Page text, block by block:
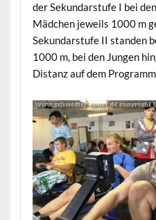
der Sekundarstufe I bei
Mädchen jeweils 1000 m
Sekundarstufe II standen
1000 m, bei den Jungen
Distanz auf dem